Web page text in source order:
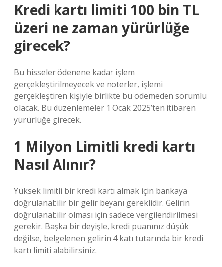
Kredi kartı limiti 100 bin TL
üzeri ne zaman yürürlüğe
girecek?
Bu hisseler ödenene kadar işlem
gerçekleştirilmeyecek ve noterler, işlemi
gerçekleştiren kişiyle birlikte bu ödemeden sorumlu
olacak. Bu düzenlemeler 1 Ocak 2025’ten itibaren
yürürlüğe girecek.
1 Milyon Limitli kredi kartı
Nasıl Alınır?
Yüksek limitli bir kredi kartı almak için bankaya
doğrulanabilir bir gelir beyanı gereklidir. Gelirin
doğrulanabilir olması için sadece vergilendirilmesi
gerekir. Başka bir deyişle, kredi puanınız düşük
değilse, belgelenen gelirin 4 katı tutarında bir kredi
kartı limiti alabilirsiniz.